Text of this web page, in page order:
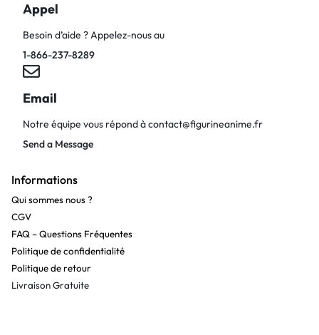
Appel
Besoin d’aide ? Appelez-nous au
1-866-237-8289
Email
Notre équipe vous répond àcontact@figurineanime.fr
Send a Message
Informations
Qui sommes nous ?
CGV
FAQ – Questions Fréquentes
Politique de confidentialité
Politique de retour
Livraison Gratuite